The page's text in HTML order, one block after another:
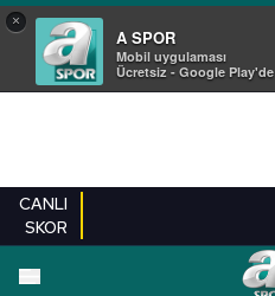
×
A SPOR
Mobil uygulaması
Ücretsiz - Google Play'de
CANLI
SKOR